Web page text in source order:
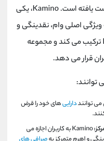
موقعیت پیشرو در اکوسیستم دست یافته است. Kamino، یکی
ویژگی اصلی وام، نقدینگی و
اهرم را در یک مجموعه جامع DeFi ترکیب می کند و مجموعه
قرار می دهد.
می توانندداراییهای خود را قرض
Kamino به کاربران اجازه می